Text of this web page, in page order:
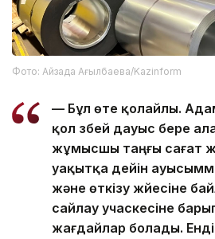
Фото: Айзада Ағылбаева/Kazinform
— Бұл өте қолайлы.
қол үзбей дауыс бере
жұмысшы таңғы сағат
уақытқа дейін
және өткізу жүйесіне
сайлау учаскесіне
жағдайлар болады.